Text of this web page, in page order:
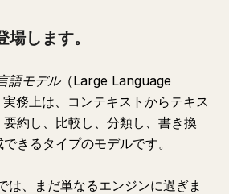
します。
語モデル（Large Language
務上は、コンテキストからテキス
要約し、比較し、分類し、書き換
きるタイプのモデルです。
は、まだ単なるエンジンに過ぎま